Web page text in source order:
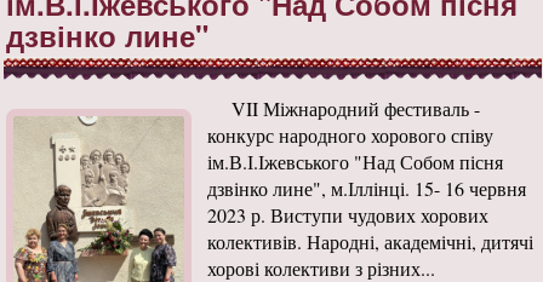
дзвінко лине"
VII Міжнародний фестиваль -
конкурс народного хорового співу
ім.В.І.Іжевського "Над Собом пісня
дзвінко лине", м.Іллінці. 15- 16 червня
2023 р. Виступи чудових хорових
колективів. Народні, академічні, дитячі
хорові колективи з різних...